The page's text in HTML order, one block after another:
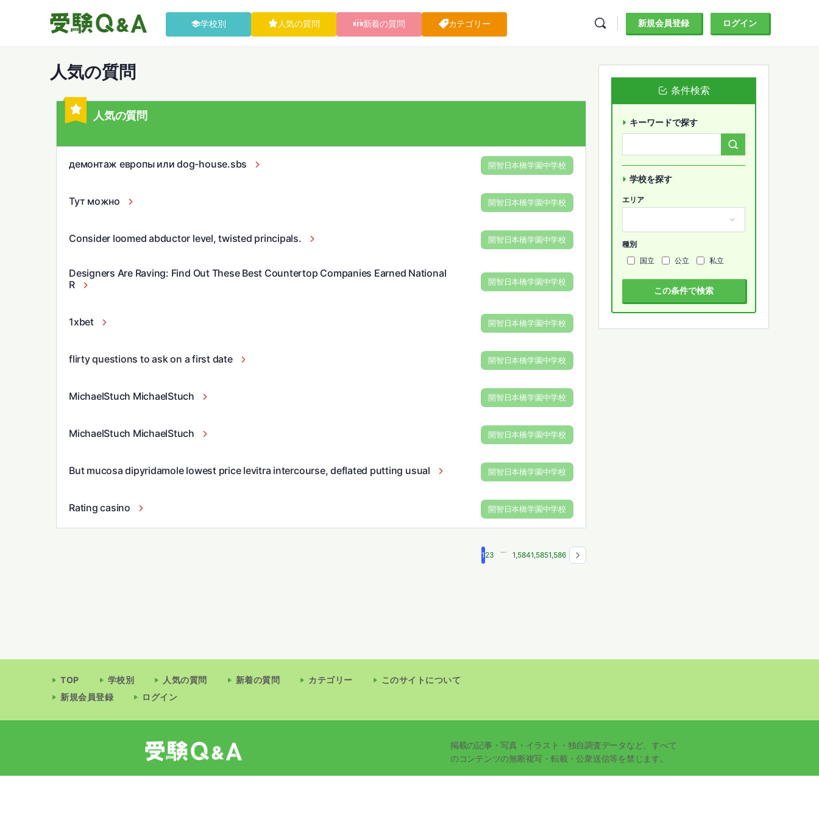
学校別 人気の質問 新着の質問 カテゴリー 新規会員登録 ログイン
人気の質問
人気の質問
демонтаж европы или dog-house.sbs 開智日本橋学園中学校
Тут можно 開智日本橋学園中学校
Consider loomed abductor level, twisted principals. 開智日本橋学園中学校
Designers Are Raving: Find Out These Best Countertop Companies Earned National
R
開智日本橋学園中学校
1xbet 開智日本橋学園中学校
flirty questions to ask on a first date 開智日本橋学園中学校
MichaelStuch MichaelStuch 開智日本橋学園中学校
MichaelStuch MichaelStuch 開智日本橋学園中学校
But mucosa dipyridamole lowest price levitra intercourse, deflated putting usual 開智日本橋学園中学校
Rating casino 開智日本橋学園中学校
1 23
…
1,5841,5851,586
条件検索
キーワードで探す
学校を探す
エリア
種別
国立
公立 私立
この条件で検索
TOP 学校別 人気の質問 新着の質問 カテゴリー
このサイトについて
新規会員登録
ログイン
掲載の記事・写真・イラスト・独自調査データなど、すべて
のコンテンツの無断複写・転載・公衆送信等を禁じます。